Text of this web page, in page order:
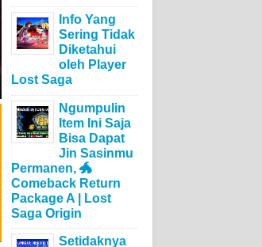
Info Yang
Sering Tidak
Diketahui
oleh Player
Lost Saga
Ngumpulin
Item Ini Saja
Bisa Dapat
Jin Sasinmu
Permanen, 🐲
Comeback Return
Package A | Lost
Saga Origin
Setidaknya